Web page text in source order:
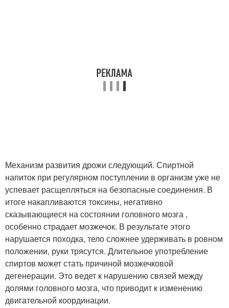
Механизм развития дрожи следующий. Спиртной
напиток при регулярном поступлении в организм уже не
успевает расщепляться на безопасные соединения. В
итоге накапливаются токсины, негативно
сказывающиеся на состоянии головного мозга ,
особенно страдает мозжечок. В результате этого
нарушается походка, тело сложнее удерживать в ровном
положении, руки трясутся. Длительное употребление
спиртов может стать причиной мозжечковой
дегенерации. Это ведет к нарушению связей между
долями головного мозга, что приводит к изменению
двигательной координации.